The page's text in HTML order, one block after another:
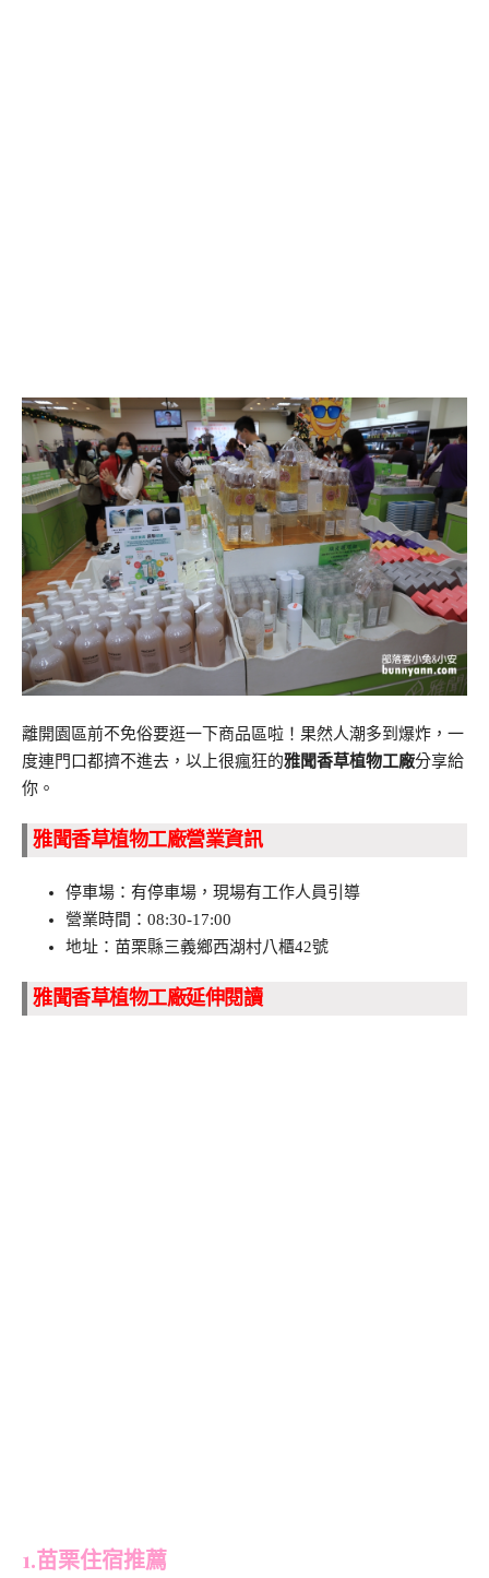
離開園區前不免俗要逛一下商品區啦！果然人潮多到爆炸，一
度連門口都擠不進去，以上很瘋狂的雅聞香草植物工廠分享給
你。
雅聞香草植物工廠營業資訊
停車場：有停車場，現場有工作人員引導
營業時間：08:30-17:00
地址：苗栗縣三義鄉西湖村八櫃42號
雅聞香草植物工廠延伸閱讀
1.苗栗住宿推薦